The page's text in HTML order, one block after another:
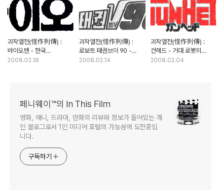
괴작열전(怪作列傳) :
바이오맨 - 한국
SF액션물의 컬트 혹은
2008.02.18
괴작열전(怪作列傳) :
로보트 태권브이 90 -
태권브이의 족보를
2008.02.14
괴작열전(怪作列傳) :
건헤드 - 거대 로봇의
실사화, 그 멀고도 험한 길
2008.02.04
페니웨이™의 In This Film
영화, 애니, 드라마, 만화의 리뷰와 정보가 들어있는 개
인 블로그로서 1인 미디어 포털의 가능성에 도전중입
니다.
구독하기